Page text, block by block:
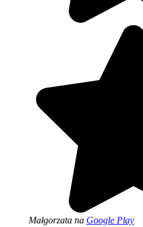
Małgorzata na Google Play